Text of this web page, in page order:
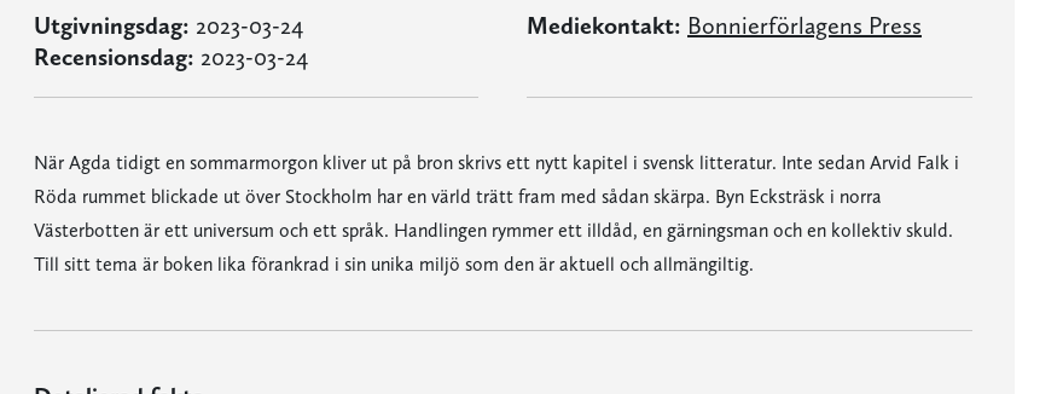
Utgivningsdag: 2023-03-24
Recensionsdag: 2023-03-24
Mediekontakt: Bonnierförlagens Press
När Agda tidigt en sommarmorgon kliver ut på bron skrivs ett nytt kapitel i svensk litteratur. Inte sedan Arvid Falk i
Röda rummet blickade ut över Stockholm har en värld trätt fram med sådan skärpa. Byn Ecksträsk i norra
Västerbotten är ett universum och ett språk. Handlingen rymmer ett illdåd, en gärningsman och en kollektiv skuld.
Till sitt tema är boken lika förankrad i sin unika miljö som den är aktuell och allmängiltig.